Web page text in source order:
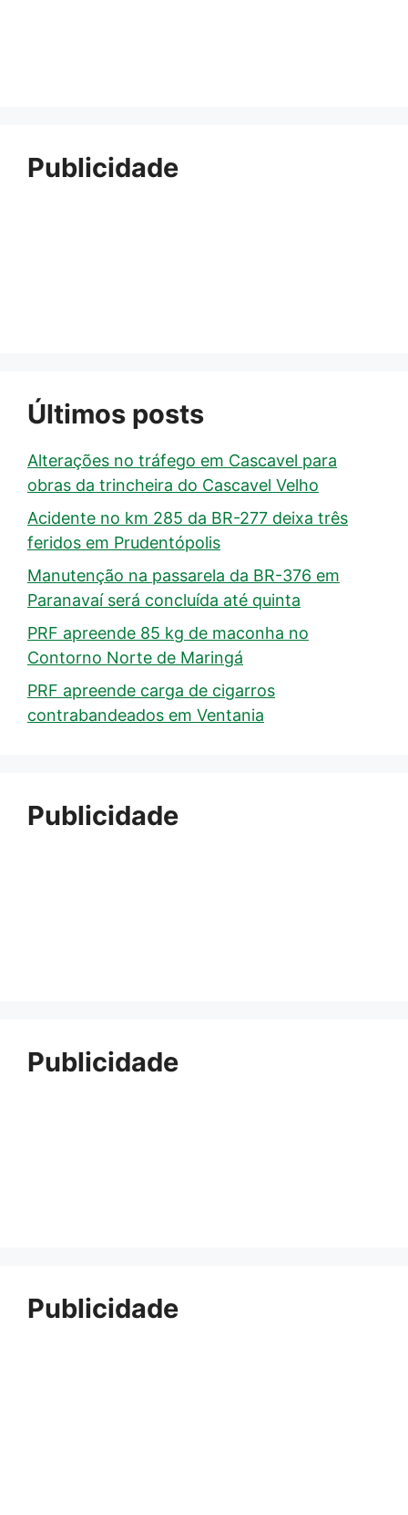
Publicidade
Últimos posts
Alterações no tráfego em Cascavel para
obras da trincheira do Cascavel Velho
Acidente no km 285 da BR-277 deixa três
feridos em Prudentópolis
Manutenção na passarela da BR-376 em
Paranavaí será concluída até quinta
PRF apreende 85 kg de maconha no
Contorno Norte de Maringá
PRF apreende carga de cigarros
contrabandeados em Ventania
Publicidade
Publicidade
Publicidade